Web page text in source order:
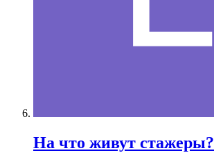
На что живут стажеры?